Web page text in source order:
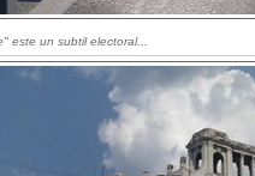
este un subtil electoral...